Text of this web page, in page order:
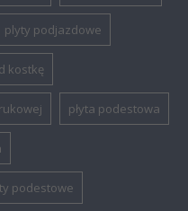
plyty podjazdowe
kostkę
płyta podestowa
podestowe